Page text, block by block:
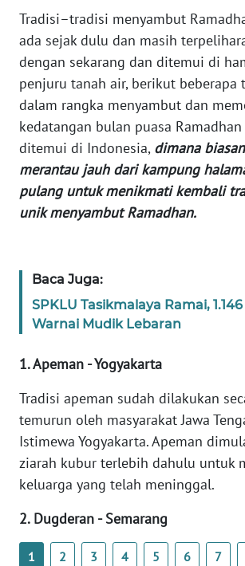
Tradisi–tradisi menyambut
ada sejak dulu dan masih
dengan sekarang dan ditemui di
penjuru tanah air, berikut beberapa
dalam rangka menyambut dan
kedatangan bulan puasa
ditemui di Indonesia, dimana
merantau jauh dari kampung
pulang untuk menikmati kembali
unik menyambut Ramadhan.
Baca Juga:
SPKLU Tasikmalaya Ramai,
Warnai Mudik Lebaran
1. Apeman - Yogyakarta
Tradisi apeman sudah dilakukan
temurun oleh masyarakat Jawa
Istimewa Yogyakarta. Apeman
ziarah kubur terlebih dahulu untuk
keluarga yang telah meninggal.
2. Dugderan - Semarang
1 2 3 4 5 6 7
WN
BANTEN
WN
NTT
WN
KEPRI
WN
PAPUA
BARAT
WN
SERAMBI
WN
JAMBI
SULTRA
WN